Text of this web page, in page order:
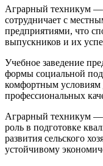
Аграрный техникум —
сотрудничает с
предприятиями, что
выпускников и их
Учебное заведение
формы социальной
комфортным условиям
профессиональных
Аграрный техникум —
роль в подготовке
развития сельского
устойчивому